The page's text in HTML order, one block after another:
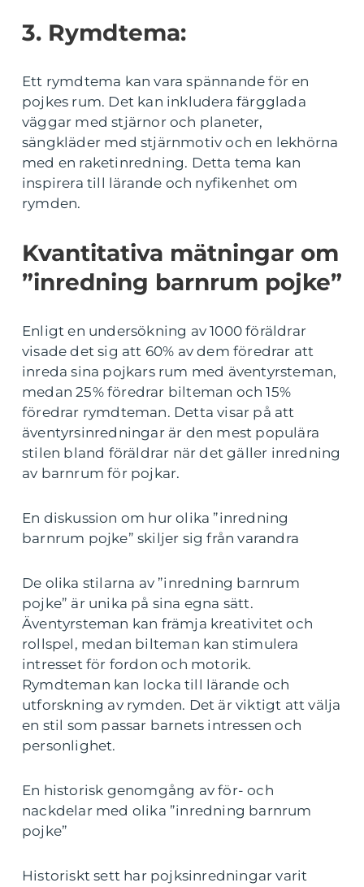
3. Rymdtema:
Ett rymdtema kan vara spännande för en
pojkes rum. Det kan inkludera färgglada
väggar med stjärnor och planeter,
sängkläder med stjärnmotiv och en lekhörna
med en raketinredning. Detta tema kan
inspirera till lärande och nyfikenhet om
rymden.
Kvantitativa mätningar om
”inredning barnrum pojke”
Enligt en undersökning av 1000 föräldrar
visade det sig att 60% av dem föredrar att
inreda sina pojkars rum med äventyrsteman,
medan 25% föredrar bilteman och 15%
föredrar rymdteman. Detta visar på att
äventyrsinredningar är den mest populära
stilen bland föräldrar när det gäller inredning
av barnrum för pojkar.
En diskussion om hur olika ”inredning
barnrum pojke” skiljer sig från varandra
De olika stilarna av ”inredning barnrum
pojke” är unika på sina egna sätt.
Äventyrsteman kan främja kreativitet och
rollspel, medan bilteman kan stimulera
intresset för fordon och motorik.
Rymdteman kan locka till lärande och
utforskning av rymden. Det är viktigt att välja
en stil som passar barnets intressen och
personlighet.
En historisk genomgång av för- och
nackdelar med olika ”inredning barnrum
pojke”
Historiskt sett har pojksinredningar varit